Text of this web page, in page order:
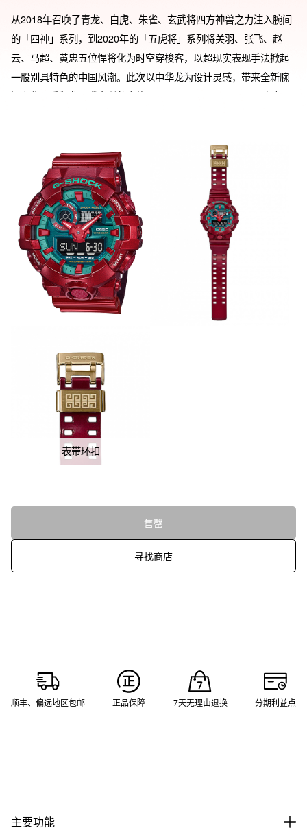
从2018年召唤了青龙、白虎、朱雀、玄武将四方神兽之力注入腕间
的「四神」系列，到2020年的「五虎将」系列将关羽、张飞、赵
云、马超、黄忠五位悍将化为时空穿梭客，以超现实表现手法掀起
一股别具特色的中国风潮。此次以中华龙为设计灵感，带来全新腕
间力作，重释龙图腾中所蕴含的ABSOLUTE TOUGHNESS之力。
“引领潮流”“勇往直前”。
表带环扣
售罄
寻找商店
顺丰、偏远地区包邮 正品保障 7天无理由退换 分期利益点
主要功能